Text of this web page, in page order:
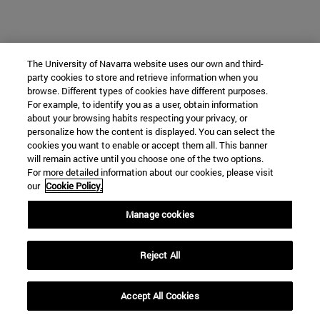
The University of Navarra website uses our own and third-
party cookies to store and retrieve information when you
browse. Different types of cookies have different purposes.
For example, to identify you as a user, obtain information
about your browsing habits respecting your privacy, or
personalize how the content is displayed. You can select the
cookies you want to enable or accept them all. This banner
will remain active until you choose one of the two options.
For more detailed information about our cookies, please visit
our Cookie Policy.
Manage cookies
Reject All
Accept All Cookies